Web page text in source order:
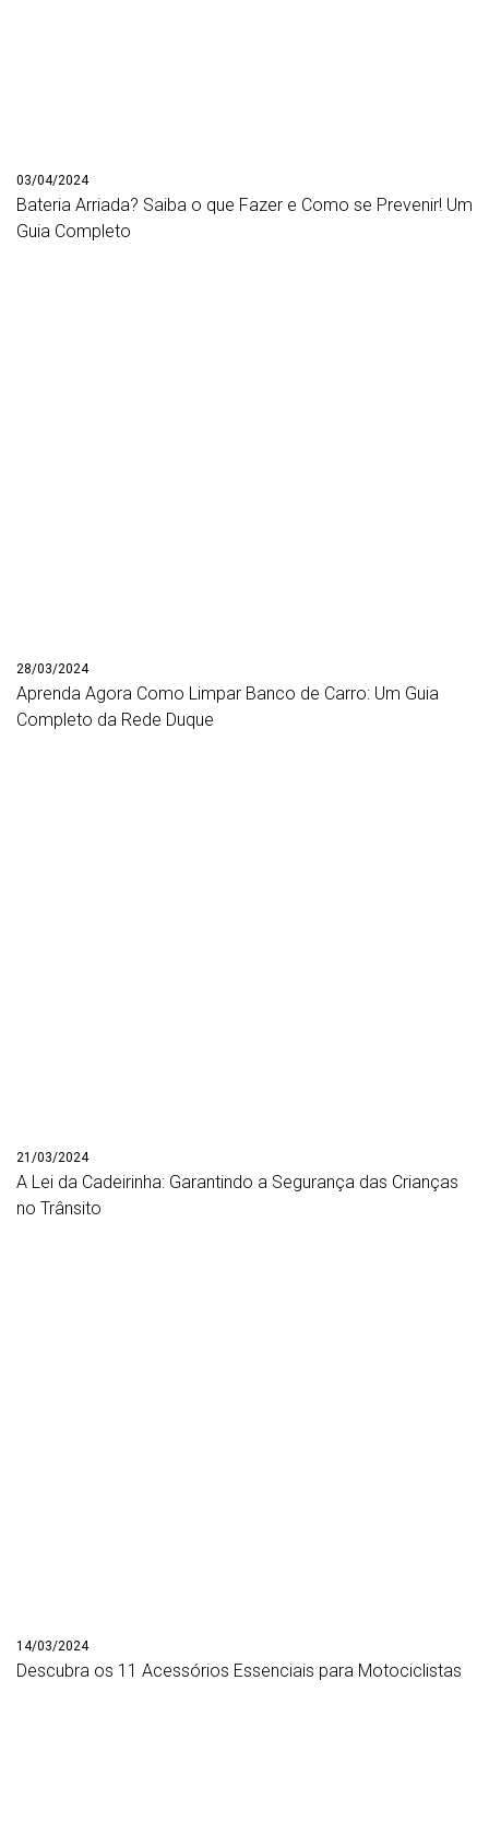
03/04/2024
Bateria Arriada? Saiba o que Fazer e Como se Prevenir! Um
Guia Completo
28/03/2024
Aprenda Agora Como Limpar Banco de Carro: Um Guia
Completo da Rede Duque
21/03/2024
A Lei da Cadeirinha: Garantindo a Segurança das Crianças
no Trânsito
14/03/2024
Descubra os 11 Acessórios Essenciais para Motociclistas